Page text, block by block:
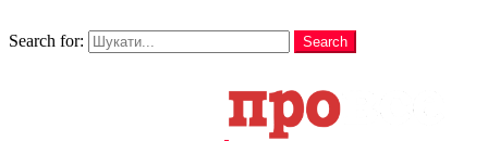
Search for:
Search